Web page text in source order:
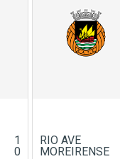
1
0
RIO AVE
MOREIRENSE